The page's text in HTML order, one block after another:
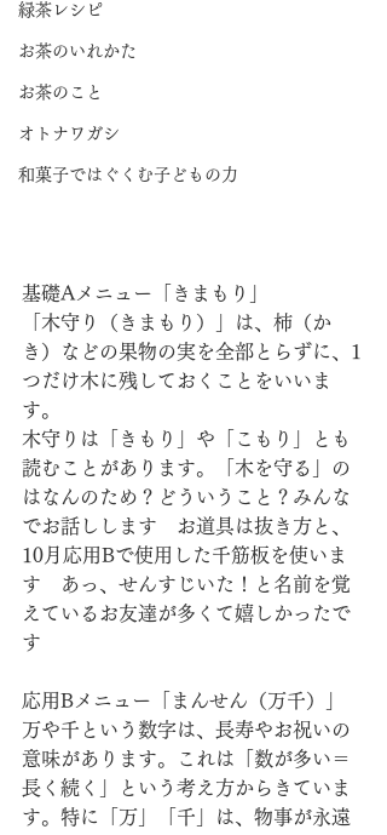
緑茶レシピ
お茶のいれかた
お茶のこと
オトナワガシ
和菓子ではぐくむ子どもの力
基礎Aメニュー「きまもり」
「木守り（きまもり）」は、柿（か
き）などの果物の実を全部とらずに、1
つだけ木に残しておくことをいいま
す。
木守りは「きもり」や「こもり」とも
読むことがあります。「木を守る」の
はなんのため？どういうこと？みんな
でお話しします　お道具は抜き方と、
10月応用Bで使用した千筋板を使いま
す　あっ、せんすじいた！と名前を覚
えているお友達が多くて嬉しかったで
す
応用Bメニュー「まんせん（万千）」
万や千という数字は、長寿やお祝いの
意味があります。これは「数が多い＝
長く続く」という考え方からきていま
す。特に「万」「千」は、物事が永遠